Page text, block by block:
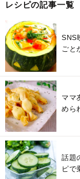
レシピの記事一覧
SNS
ごと
ママ
めら
話題
ピで